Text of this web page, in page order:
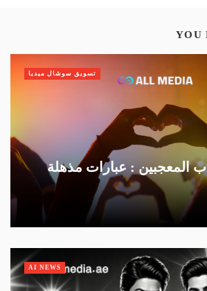
YOU
المعجبين : عبارات مذهلة
تسويق سوشال ميديا
AI NEWS